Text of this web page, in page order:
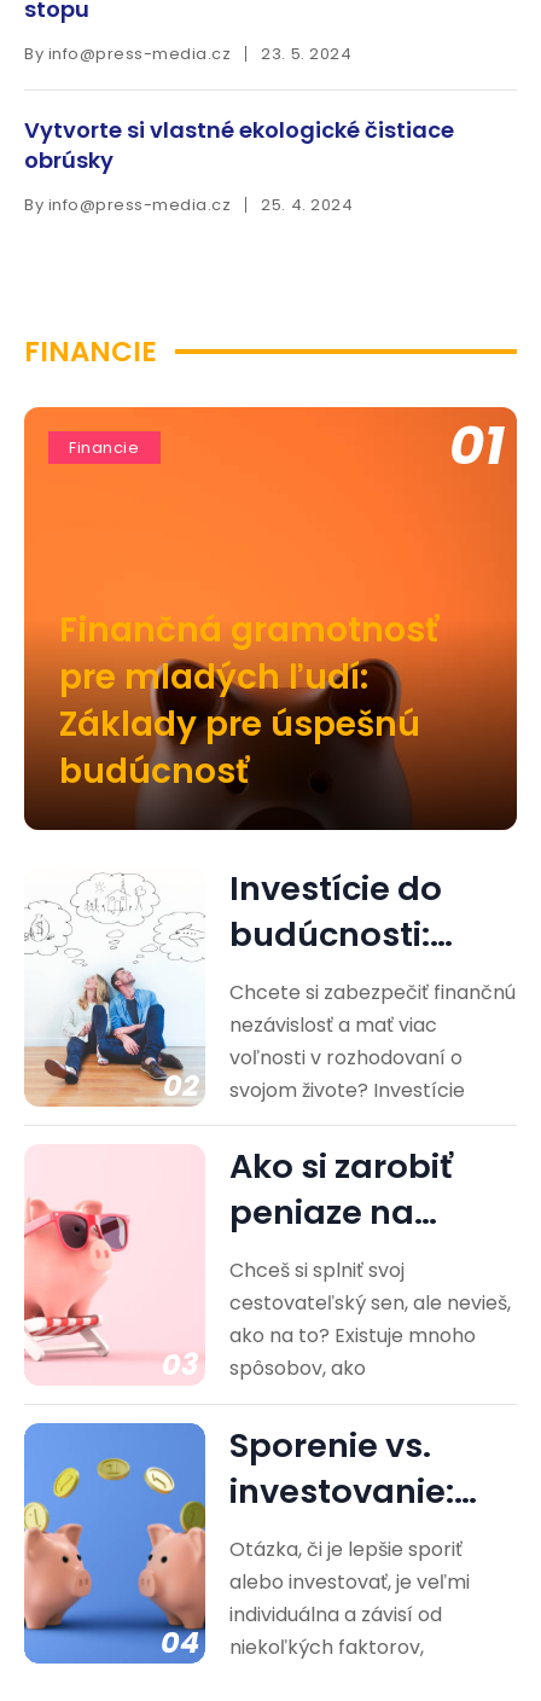
stopu
By info@press-media.cz 23. 5. 2024
Vytvorte si vlastné ekologické čistiace
obrúsky
By info@press-media.cz 25. 4. 2024
FINANCIE
Financie 01
Finančná gramotnosť
pre mladých ľudí:
Základy pre úspešnú
budúcnosť
02
Investície do
budúcnosti:
Cesta k
finančnej
nezávislosti
Chcete si zabezpečiť finančnú
nezávislosť a mať viac
voľnosti v rozhodovaní o
svojom živote? Investície
03
Ako si zarobiť
peniaze na
cestovanie?
Praktické rady
Chceš si splniť svoj
cestovateľský sen, ale nevieš,
ako na to? Existuje mnoho
spôsobov, ako
04
Sporenie vs.
investovanie:
Ktorá cesta je
pre vás…
Otázka, či je lepšie sporiť
alebo investovať, je veľmi
individuálna a závisí od
niekoľkých faktorov,